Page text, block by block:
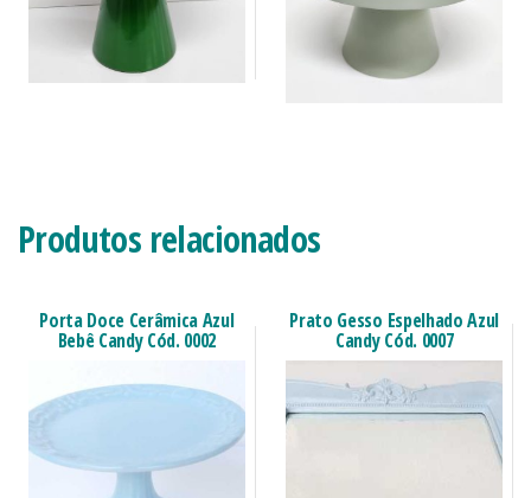
Produtos relacionados
Porta Doce Cerâmica Azul
Bebê Candy Cód. 0002
Prato Gesso Espelhado Azul
Candy Cód. 0007